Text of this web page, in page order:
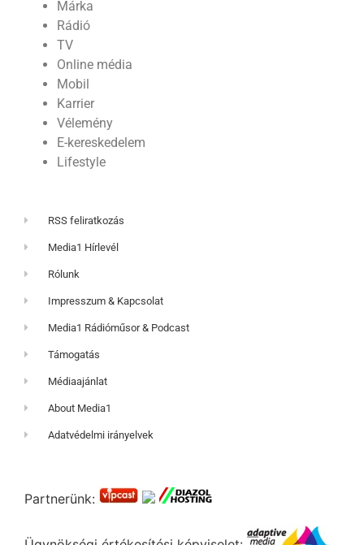
Márka
Rádió
TV
Online média
Mobil
Karrier
Vélemény
E-kereskedelem
Lifestyle
RSS feliratkozás
Media1 Hírlevél
Rólunk
Impresszum & Kapcsolat
Media1 Rádióműsor & Podcast
Támogatás
Médiaajánlat
About Media1
Adatvédelmi irányelvek
Partnerünk: